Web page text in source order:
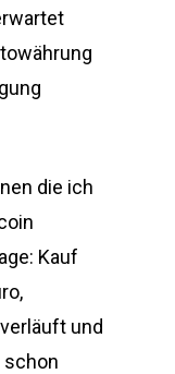
die ich
Kauf
und
schon